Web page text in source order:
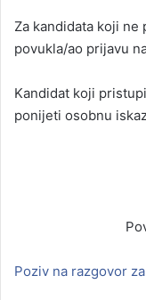
Za kandidata koji
povukla/ao prijavu
Kandidat koji
ponijeti osobnu
Poziv na razgovor za